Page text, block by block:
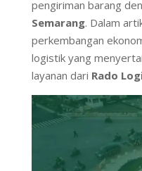
pengiriman barang
Semarang. Dalam
perkembangan
logistik yang
layanan dari Rado